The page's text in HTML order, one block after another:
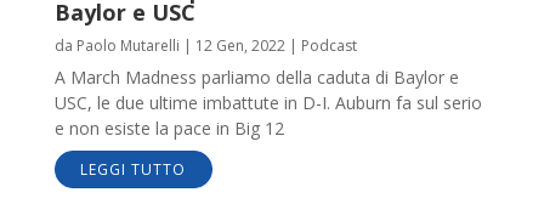
Baylor e USC
da Paolo Mutarelli 12 Gen, 2022| Podcast
A March Madness parliamo della caduta di Baylor e
USC, le due ultime imbattute in D-I. Auburn fa sul serio
e non esiste la pace in Big 12
LEGGI TUTTO